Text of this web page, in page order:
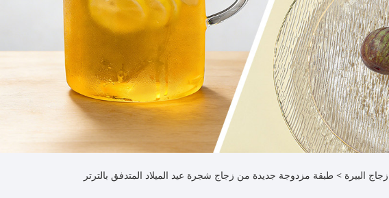
زجاج البيرة > طبقة مزدوجة جديدة من زجاج شجرة عيد الميلاد المتدفق بالترتر